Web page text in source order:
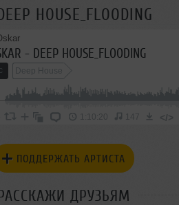
HOUSE_FLOODING
- DEEP HOUSE_FLOODING
Deep House
1:10:20 147 </>
ПОДДЕРЖАТЬ АРТИСТА
ДРУЗЬЯМ